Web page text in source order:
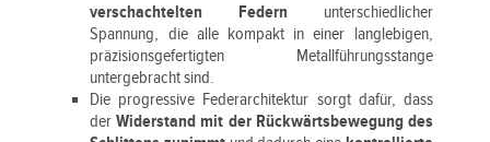
verschachtelten Federn unterschiedlicher
Spannung, die alle kompakt in einer langlebigen,
präzisionsgefertigten Metallführungsstange
untergebracht sind.
Die progressive Federarchitektur sorgt dafür, dass
derWiderstand mit der Rückwärtsbewegung des